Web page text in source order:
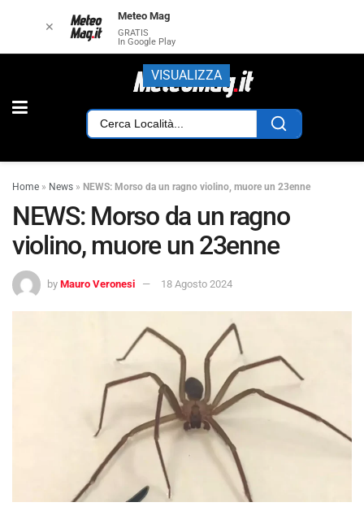
Home » News » NEWS: Morso da un ragno violino, muore un 23enne
NEWS: Morso da un ragno
violino, muore un 23enne
by Mauro Veronesi 18 Agosto 2024
✕
Meteo Mag
GRATIS
In Google Play
VISUALIZZA